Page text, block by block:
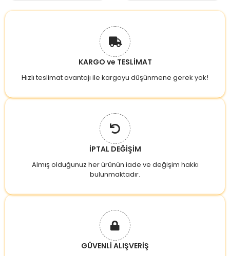
KARGO ve TESLİMAT
Hızlı teslimat avantajı ile kargoyu düşünmene gerek yok!
İPTAL DEĞİŞİM
Almış olduğunuz her ürünün iade ve değişim hakkı
bulunmaktadır.
GÜVENLİ ALIŞVERİŞ